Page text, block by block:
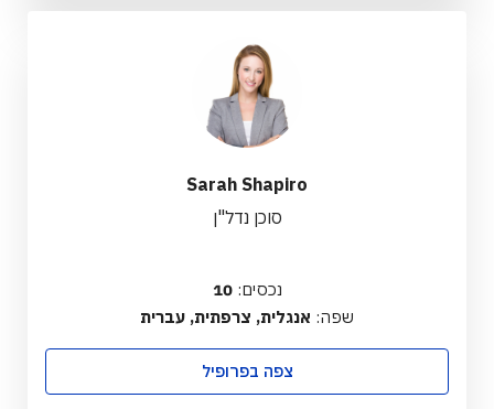
Sarah Shapiro
סוכן נדל"ן
נכסים:10
שפה: אנגלית, צרפתית, עברית
צפה בפרופיל